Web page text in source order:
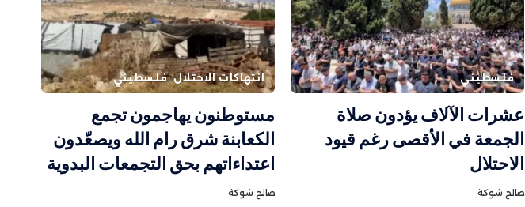
فلسطيني
عشرات الآلاف يؤدون صلاة
الجمعة في الأقصى رغم قيود
الاحتلال
صالح شوكة
انتهاكات الاحتلال فلسطيني
مستوطنون يهاجمون تجمع
الكعابنة شرق رام الله ويصعّدون
اعتداءاتهم بحق التجمعات البدوية
صالح شوكة